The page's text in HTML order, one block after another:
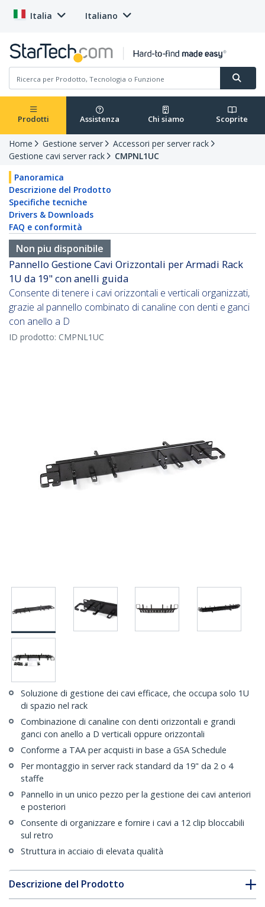
Italia Italiano
Prodotti Assistenza Chi siamo Scoprite
Home Gestione server
Accessori per server rack
Gestione cavi server rack
CMPNL1UC
Panoramica
Descrizione del Prodotto
Specifiche tecniche
Drivers & Downloads
FAQ e conformità
Non piu disponibile
Pannello Gestione Cavi Orizzontali per Armadi Rack
1U da 19" con anelli guida
Consente di tenere i cavi orizzontali e verticali organizzati,
grazie al pannello combinato di canaline con denti e ganci
con anello a D
ID prodotto: CMPNL1UC
Soluzione di gestione dei cavi efficace, che occupa solo 1U
di spazio nel rack
Combinazione di canaline con denti orizzontali e grandi
ganci con anello a D verticali oppure orizzontali
Conforme a TAA per acquisti in base a GSA Schedule
Per montaggio in server rack standard da 19" da 2 o 4
staffe
Pannello in un unico pezzo per la gestione dei cavi anteriori
e posteriori
Consente di organizzare e fornire i cavi a 12 clip bloccabili
sul retro
Struttura in acciaio di elevata qualità
Descrizione del Prodotto